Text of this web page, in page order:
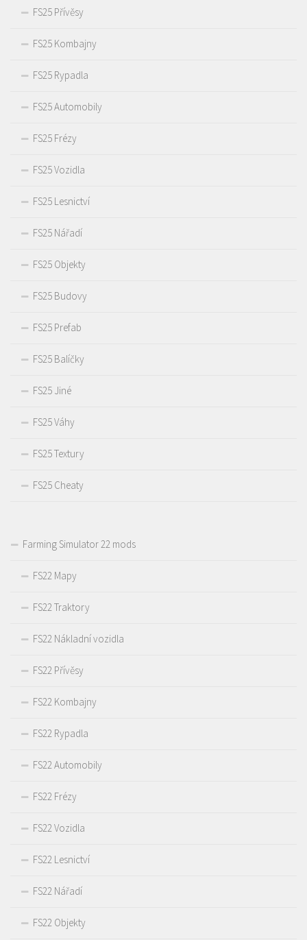
FS25 Přívěsy
FS25 Kombajny
FS25 Rypadla
FS25 Automobily
FS25 Frézy
FS25 Vozidla
FS25 Lesnictví
FS25 Nářadí
FS25 Objekty
FS25 Budovy
FS25 Prefab
FS25 Balíčky
FS25 Jiné
FS25 Váhy
FS25 Textury
FS25 Cheaty
Farming Simulator 22 mods
FS22 Mapy
FS22 Traktory
FS22 Nákladní vozidla
FS22 Přívěsy
FS22 Kombajny
FS22 Rypadla
FS22 Automobily
FS22 Frézy
FS22 Vozidla
FS22 Lesnictví
FS22 Nářadí
FS22 Objekty